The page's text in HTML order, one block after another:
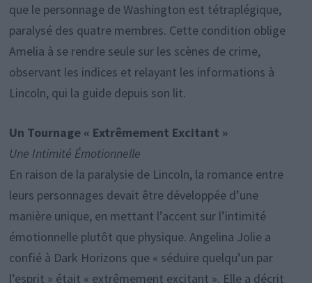
que le personnage de Washington est tétraplégique,
paralysé des quatre membres. Cette condition oblige
Amelia à se rendre seule sur les scènes de crime,
observant les indices et relayant les informations à
Lincoln, qui la guide depuis son lit.
Un Tournage « Extrêmement Excitant »
Une Intimité Émotionnelle
En raison de la paralysie de Lincoln, la romance entre
leurs personnages devait être développée d’une
manière unique, en mettant l’accent sur l’intimité
émotionnelle plutôt que physique. Angelina Jolie a
confié à Dark Horizons que « séduire quelqu’un par
l’esprit » était « extrêmement excitant ». Elle a décrit